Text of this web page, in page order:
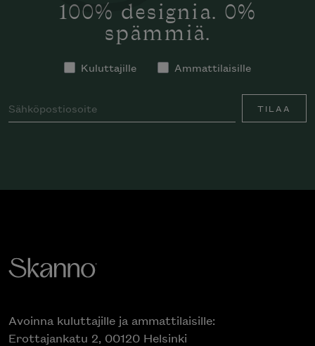
100% designia. 0%
spämmiä.
Kuluttajille Ammattilaisille
TILAA
Avoinna kuluttajille ja ammattilaisille:
Erottajankatu 2, 00120 Helsinki